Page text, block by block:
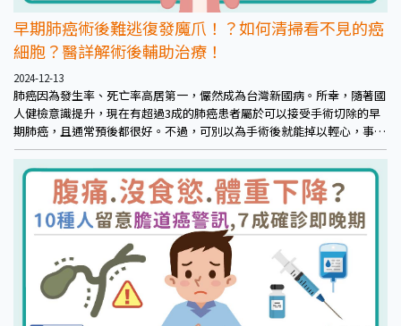
早期肺癌術後難逃復發魔爪！？如何清掃看不見的癌
細胞？醫詳解術後輔助治療！
2024-12-13
肺癌因為發生率、死亡率高居第一，儼然成為台灣新國病。所幸，隨著國
人健檢意識提升，現在有超過3成的肺癌患者屬於可以接受手術切除的早
期肺癌，且通常預後都很好。不過，可別以為手術後就能掉以輕心，事實
上，早期肺癌即使接受手術，還是有一定的復發風險，尤其期別越高，復
發風險也隨之提高。需要透過更精準的治療策略，例如依照腫瘤組織型
態、基因檢測、免疫標記等，術後輔以化療、標靶、免疫等治療，將復發
風險降到最低，才有機會力拼治癒。